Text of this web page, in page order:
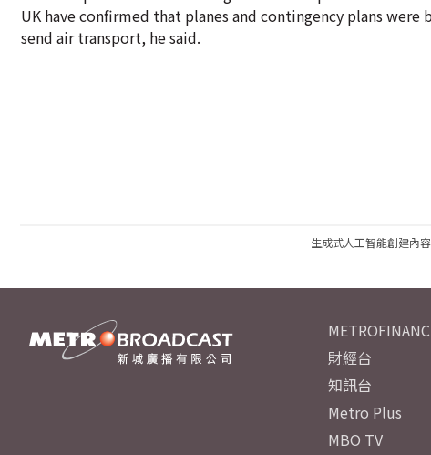
UK have confirmed that planes and contingency plans
send air transport, he said.
生成式人工智能創建內
財經台
知訊台
Metro Plus
MBO TV